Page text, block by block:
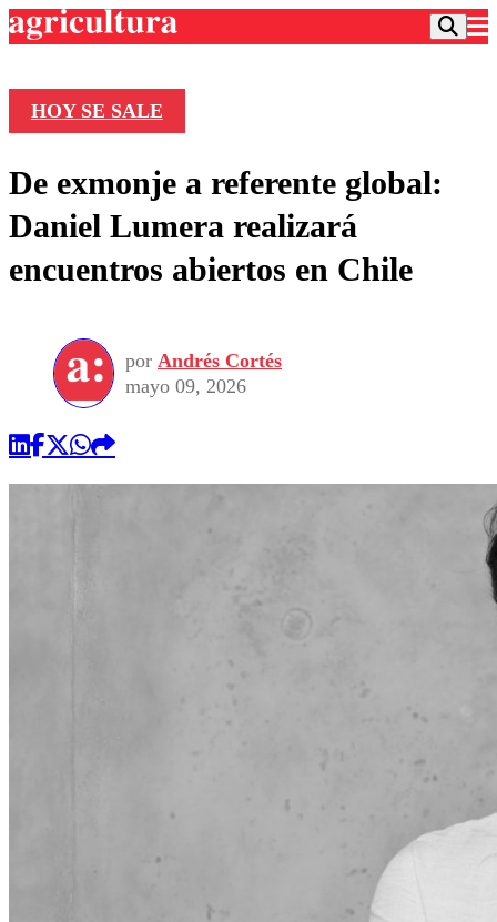
Frecuencias
Deportes
Colo Colo
Seleccion Chilena
Torneo Internacional
Universidad de Chile
Entretención
Economía
Internacional
Sustentabilidad
Publicaciones en medios
Opinión
HOY SE SALE
De exmonje a referente global:
Daniel Lumera realizará
encuentros abiertos en Chile
por Andrés Cortés
mayo 09, 2026